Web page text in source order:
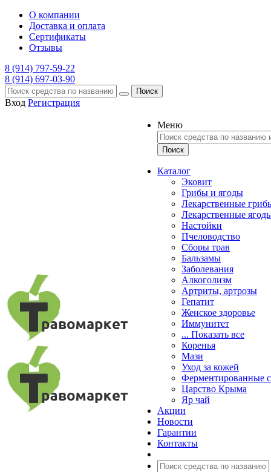
О компании
Доставка и оплата
Сертификаты
Отзывы
8 (914) 797-59-22
8 (914) 697-03-90
Поиск
Вход Регистрация
Меню
Каталог
Эковит
Грибы и ягоды
Лекарственные
Лекарственные
Настойки
Пчеловодство
Сборы трав
Бальзамы
Заболевания
Алкоголизм
Артриты, артрозы
Гепатит
Женское здоровье
Иммунитет
... Показать все
Коренья
Мази
Уход за кожей
Ферментированные
Царство Крыма
Яр чай
Акции
Новости
Гарантии
Контакты